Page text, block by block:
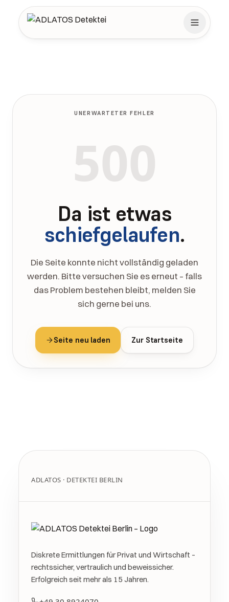
UNERWARTETER FEHLER
500
Da ist etwas
schiefgelaufen.
Die Seite konnte nicht vollständig geladen
werden. Bitte versuchen Sie es erneut – falls
das Problem bestehen bleibt, melden Sie
sich gerne bei uns.
Seite neu laden Zur Startseite
ADLATOS · DETEKTEI BERLIN
Diskrete Ermittlungen für Privat und Wirtschaft –
rechtssicher, vertraulich und beweissicher.
Erfolgreich seit mehr als 15 Jahren.